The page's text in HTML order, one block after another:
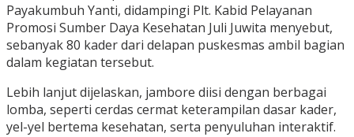
Payakumbuh Yanti, didampingi Plt. Kabid Pelayanan
Promosi Sumber Daya Kesehatan Juli Juwita menyebut,
sebanyak 80 kader dari delapan puskesmas ambil bagian
dalam kegiatan tersebut.
Lebih lanjut dijelaskan, jambore diisi dengan berbagai
lomba, seperti cerdas cermat keterampilan dasar kader,
yel-yel bertema kesehatan, serta penyuluhan interaktif.